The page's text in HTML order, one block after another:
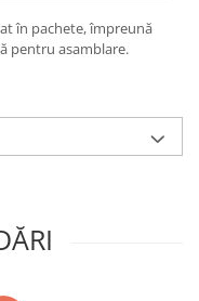
în pachete, împreună
pentru asamblare.